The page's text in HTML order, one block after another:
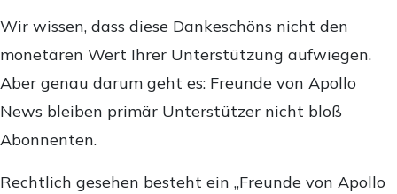
Wir wissen, dass diese Dankeschöns nicht den
monetären Wert Ihrer Unterstützung aufwiegen.
Aber genau darum geht es: Freunde von Apollo
News bleiben primär Unterstützer nicht bloß
Abonnenten.
Rechtlich gesehen besteht ein „Freunde von Apollo